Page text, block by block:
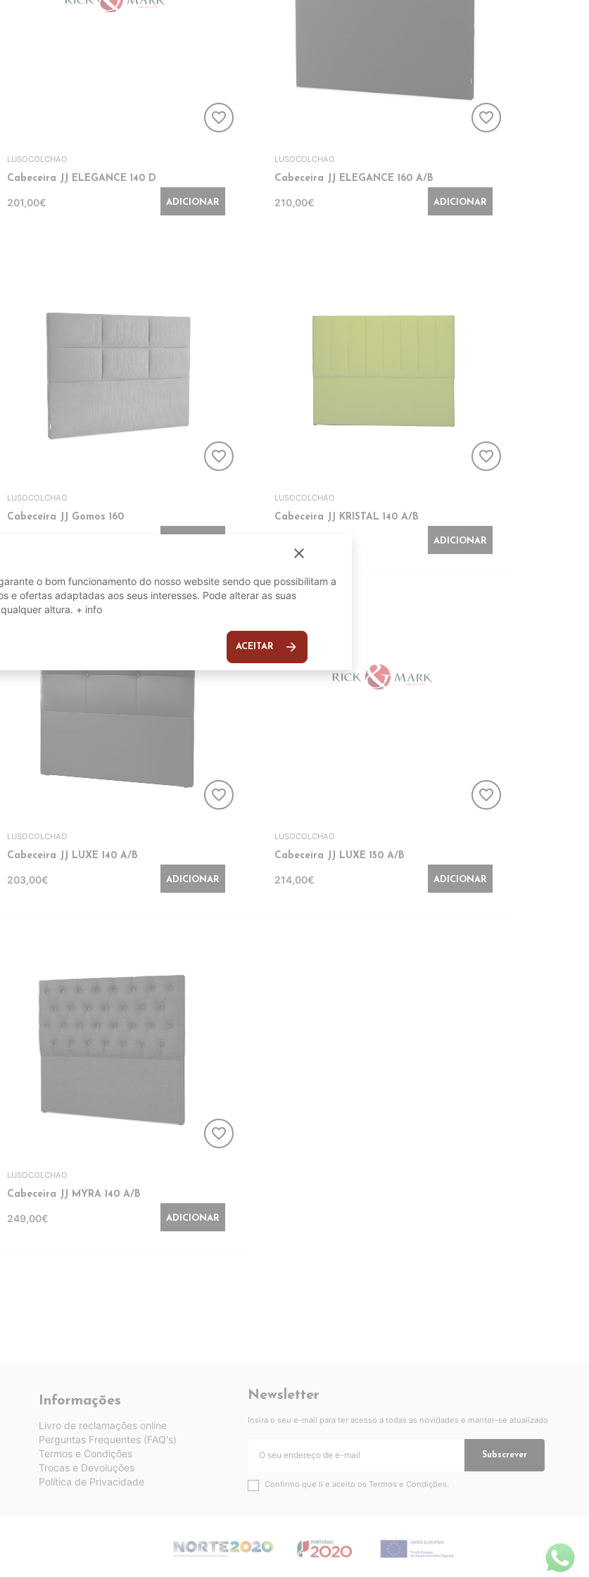
favorite_border
LUSOCOLCHAO
Cabeceira JJ ELEGANCE 140 D
201,00€ ADICIONAR
favorite_border
LUSOCOLCHAO
Cabeceira JJ ELEGANCE 160 A/B
210,00€ ADICIONAR
favorite_border
LUSOCOLCHAO
Cabeceira JJ Gomos 160
favorite_border
LUSOCOLCHAO
Cabeceira JJ KRISTAL 140 A/B
ADICIONAR
favorite_border
LUSOCOLCHAO
Cabeceira JJ LUXE 140 A/B
203,00€ ADICIONAR
favorite_border
LUSOCOLCHAO
Cabeceira JJ LUXE 150 A/B
214,00€ ADICIONAR
favorite_border
LUSOCOLCHAO
Cabeceira JJ MYRA 140 A/B
249,00€ ADICIONAR
Informações
Livro de reclamações online
Perguntas Frequentes (FAQ's)
Termos e Condições
Trocas e Devoluções
Política de Privacidade
Newsletter
Insira o seu e-mail para ter acesso a todas as novidades e manter-se atualizado
Subscrever
Confirmo que li e aceito os Termos e Condições.
close
o bom funcionamento do nosso website sendo que possibilitam a
e ofertas adaptadas aos seus interesses. Pode alterar as suas
altura. + info
ACEITAR arrow_forward